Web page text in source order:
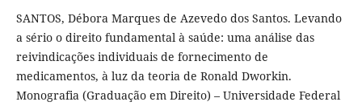
SANTOS, Débora Marques de Azevedo dos Santos. Levando
a sério o direito fundamental à saúde: uma análise das
reivindicações individuais de fornecimento de
medicamentos, à luz da teoria de Ronald Dworkin.
Monografia (Graduação em Direito) – Universidade Federal